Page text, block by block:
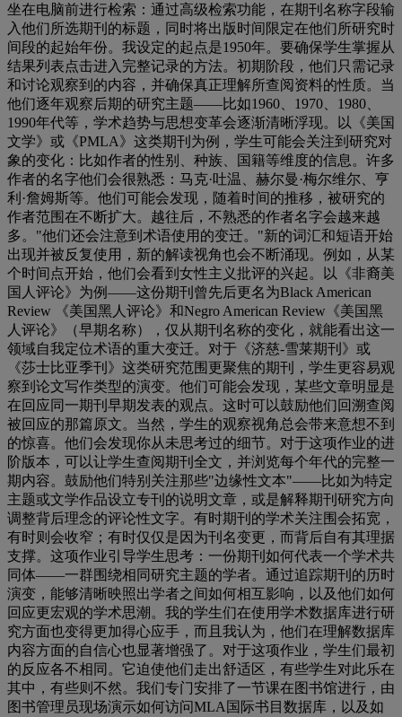
坐在电脑前进行检索：通过高级检索功能，在期刊名称字段输
入他们所选期刊的标题，同时将出版时间限定在他们所研究时
间段的起始年份。我设定的起点是1950年。要确保学生掌握从
结果列表点击进入完整记录的方法。初期阶段，他们只需记录
和讨论观察到的内容，并确保真正理解所查阅资料的性质。当
他们逐年观察后期的研究主题——比如1960 1970 1980
1990年代等，学术趋势与思想变革会逐渐清晰浮现。以《美国
文学》或《PMLA》这类期刊为例，学生可能会关注到研究对
象的变化：比如作者的性别、种族、国籍等维度的信息。许多
作者的名字他们会很熟悉：马克·吐温、赫尔曼 ·梅尔维尔、亨
利 ·詹姆斯等。他们可能会发现，随着时间的推移，被研究的
作者范围在不断扩大。越往后，不熟悉的作者名字会越来越
多。 "他们还会注意到术语使用的变迁。 "新的词汇和短语开始
出现并被反复使用，新的解读视角也会不断涌现。例如，从某
个时间点开始，他们会看到女性主义批评的兴起。以《非裔美
国人评论》为例——这份期刊曾先后更名为Black American
Review
《美国黑人评论》和Negro American Review 《美国黑
人评论》（早期名称），仅从期刊名称的变化，就能看出这一
领域自我定位术语的重大变迁。对于《济慈-雪莱期刊》或
《莎士比亚季刊》这类研究范围更聚焦的期刊，学生更容易观
察到论文写作类型的演变。他们可能会发现，某些文章明显是
在回应同一期刊早期发表的观点。这时可以鼓励他们回溯查阅
被回应的那篇原文。当然，学生的观察视角总会带来意想不到
的惊喜。他们会发现你从未思考过的细节。对于这项作业的进
阶版本，可以让学生查阅期刊全文，并浏览每个年代的完整一
期内容。鼓励他们特别关注那些"边缘性文本"——比如为特定
主题或文学作品设立专刊的说明文章，或是解释期刊研究方向
调整背后理念的评论性文字。有时期刊的学术关注围会拓宽，
有时则会收窄；有时仅仅是因为刊名变更，而背后自有其理据
支撑。这项作业引导学生思考：一份期刊如何代表一个学术共
同体——一群围绕相同研究主题的学者。通过追踪期刊的历时
演变，能够清晰映照出学者之间如何相互影响，以及他们如何
回应更宏观的学术思潮。我的学生们在使用学术数据库进行研
究方面也变得更加得心应手，而且我认为，他们在理解数据库
内容方面的自信心也显著增强了。对于这项作业，学生们最初
的反应各不相同。它迫使他们走出舒适区，有些学生对此乐在
其中，有些则不然。我们专门安排了一节课在图书馆进行，由
图书管理员现场演示如何访问MLA 国际书目数据库，以及如